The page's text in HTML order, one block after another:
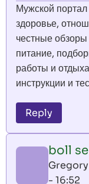
Мужской портал
здоровье,
честные обзоры
питание,
работы и
инструкции и
Reply
boll
- 16:52